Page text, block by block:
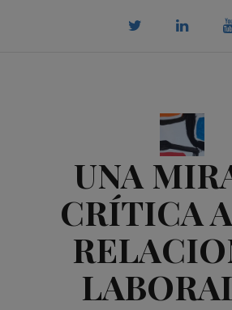
UNA
CRÍTICA